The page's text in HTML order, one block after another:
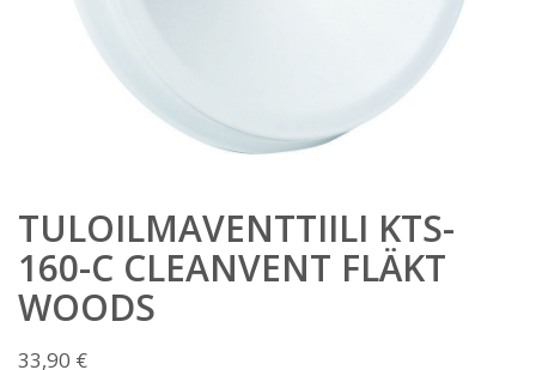
TULOILMAVENTTIILI KTS-
160-C CLEANVENT FLÄKT
WOODS
33,90 €